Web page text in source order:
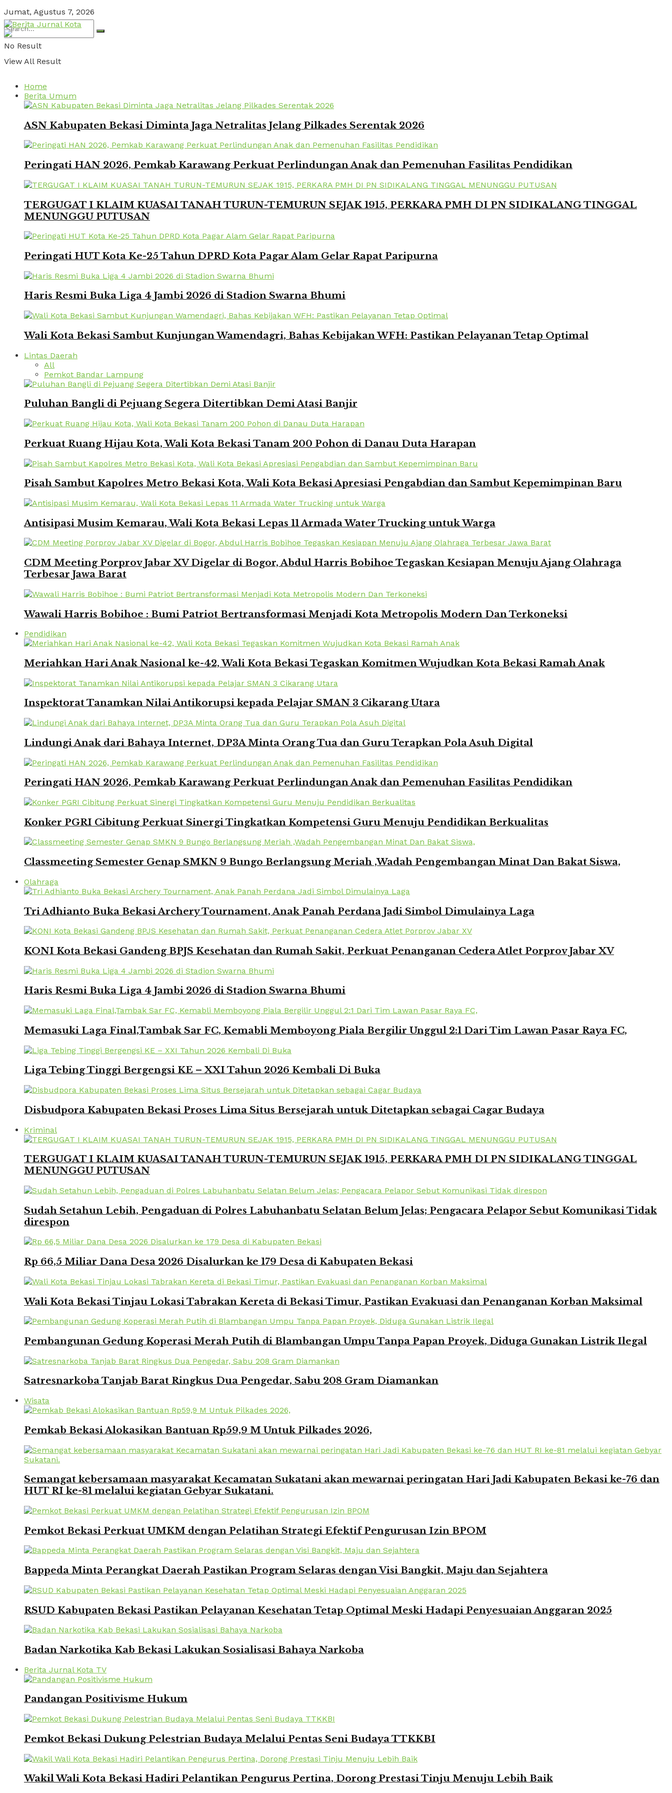
Jumat, Agustus 7, 2026
No Result
View All Result
Home
Berita Umum
ASN Kabupaten Bekasi Diminta Jaga Netralitas Jelang Pilkades Serentak 2026
Peringati HAN 2026, Pemkab Karawang Perkuat Perlindungan Anak dan Pemenuhan Fasilitas Pendidikan
TERGUGAT I KLAIM KUASAI TANAH TURUN-TEMURUN SEJAK 1915, PERKARA PMH DI PN SIDIKALANG TINGGAL
MENUNGGU PUTUSAN
Peringati HUT Kota Ke-25 Tahun DPRD Kota Pagar Alam Gelar Rapat Paripurna
Haris Resmi Buka Liga 4 Jambi 2026 di Stadion Swarna Bhumi
Wali Kota Bekasi Sambut Kunjungan Wamendagri, Bahas Kebijakan WFH: Pastikan Pelayanan Tetap Optimal
Lintas Daerah
All
Pemkot Bandar Lampung
Puluhan Bangli di Pejuang Segera Ditertibkan Demi Atasi Banjir
Perkuat Ruang Hijau Kota, Wali Kota Bekasi Tanam 200 Pohon di Danau Duta Harapan
Pisah Sambut Kapolres Metro Bekasi Kota, Wali Kota Bekasi Apresiasi Pengabdian dan Sambut Kepemimpinan Baru
Antisipasi Musim Kemarau, Wali Kota Bekasi Lepas 11 Armada Water Trucking untuk Warga
CDM Meeting Porprov Jabar XV Digelar di Bogor, Abdul Harris Bobihoe Tegaskan Kesiapan Menuju Ajang Olahraga
Terbesar Jawa Barat
Wawali Harris Bobihoe : Bumi Patriot Bertransformasi Menjadi Kota Metropolis Modern Dan Terkoneksi
Pendidikan
Meriahkan Hari Anak Nasional ke-42, Wali Kota Bekasi Tegaskan Komitmen Wujudkan Kota Bekasi Ramah Anak
Inspektorat Tanamkan Nilai Antikorupsi kepada Pelajar SMAN 3 Cikarang Utara
Lindungi Anak dari Bahaya Internet, DP3A Minta Orang Tua dan Guru Terapkan Pola Asuh Digital
Peringati HAN 2026, Pemkab Karawang Perkuat Perlindungan Anak dan Pemenuhan Fasilitas Pendidikan
Konker PGRI Cibitung Perkuat Sinergi Tingkatkan Kompetensi Guru Menuju Pendidikan Berkualitas
Classmeeting Semester Genap SMKN 9 Bungo Berlangsung Meriah ,Wadah Pengembangan Minat Dan Bakat Siswa,
Olahraga
Tri Adhianto Buka Bekasi Archery Tournament, Anak Panah Perdana Jadi Simbol Dimulainya Laga
KONI Kota Bekasi Gandeng BPJS Kesehatan dan Rumah Sakit, Perkuat Penanganan Cedera Atlet Porprov Jabar XV
Haris Resmi Buka Liga 4 Jambi 2026 di Stadion Swarna Bhumi
Memasuki Laga Final,Tambak Sar FC, Kemabli Memboyong Piala Bergilir Unggul 2:1 Dari Tim Lawan Pasar Raya FC,
Liga Tebing Tinggi Bergengsi KE – XXI Tahun 2026 Kembali Di Buka
Disbudpora Kabupaten Bekasi Proses Lima Situs Bersejarah untuk Ditetapkan sebagai Cagar Budaya
Kriminal
TERGUGAT I KLAIM KUASAI TANAH TURUN-TEMURUN SEJAK 1915, PERKARA PMH DI PN SIDIKALANG TINGGAL
MENUNGGU PUTUSAN
Sudah Setahun Lebih, Pengaduan di Polres Labuhanbatu Selatan Belum Jelas; Pengacara Pelapor Sebut Komunikasi Tidak
direspon
Rp 66,5 Miliar Dana Desa 2026 Disalurkan ke 179 Desa di Kabupaten Bekasi
Wali Kota Bekasi Tinjau Lokasi Tabrakan Kereta di Bekasi Timur, Pastikan Evakuasi dan Penanganan Korban Maksimal
Pembangunan Gedung Koperasi Merah Putih di Blambangan Umpu Tanpa Papan Proyek, Diduga Gunakan Listrik Ilegal
Satresnarkoba Tanjab Barat Ringkus Dua Pengedar, Sabu 208 Gram Diamankan
Wisata
Pemkab Bekasi Alokasikan Bantuan Rp59,9 M Untuk Pilkades 2026,
Semangat kebersamaan masyarakat Kecamatan Sukatani akan mewarnai peringatan Hari Jadi Kabupaten Bekasi ke-76 dan
HUT RI ke-81 melalui kegiatan Gebyar Sukatani.
Pemkot Bekasi Perkuat UMKM dengan Pelatihan Strategi Efektif Pengurusan Izin BPOM
Bappeda Minta Perangkat Daerah Pastikan Program Selaras dengan Visi Bangkit, Maju dan Sejahtera
RSUD Kabupaten Bekasi Pastikan Pelayanan Kesehatan Tetap Optimal Meski Hadapi Penyesuaian Anggaran 2025
Badan Narkotika Kab Bekasi Lakukan Sosialisasi Bahaya Narkoba
Berita Jurnal Kota TV
Pandangan Positivisme Hukum
Pemkot Bekasi Dukung Pelestrian Budaya Melalui Pentas Seni Budaya TTKKBI
Wakil Wali Kota Bekasi Hadiri Pelantikan Pengurus Pertina, Dorong Prestasi Tinju Menuju Lebih Baik